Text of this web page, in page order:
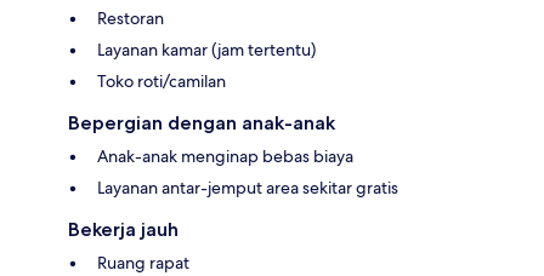
Restoran
Layanan kamar (jam tertentu)
Toko roti/camilan
Bepergian dengan anak-anak
Anak-anak menginap bebas biaya
Layanan antar-jemput area sekitar gratis
Bekerja jauh
Ruang rapat